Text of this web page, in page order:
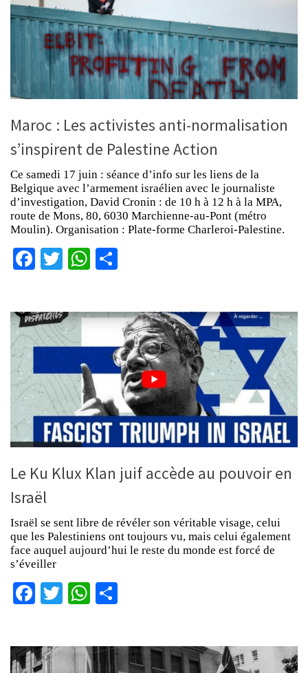
Maroc : Les activistes anti-normalisation
s’inspirent de Palestine Action
Ce samedi 17 juin : séance d’info sur les liens de la
Belgique avec l’armement israélien avec le journaliste
d’investigation, David Cronin : de 10 h à 12 h à la MPA,
route de Mons, 80, 6030 Marchienne-au-Pont (métro
Moulin). Organisation : Plate-forme Charleroi-Palestine.
Facebook
TwitterWhatsApp
Le Ku Klux Klan juif accède au pouvoir en
Israël
Israël se sent libre de révéler son véritable visage, celui
que les Palestiniens ont toujours vu, mais celui également
face auquel aujourd’hui le reste du monde est forcé de
s’éveiller
Facebook
TwitterWhatsApp